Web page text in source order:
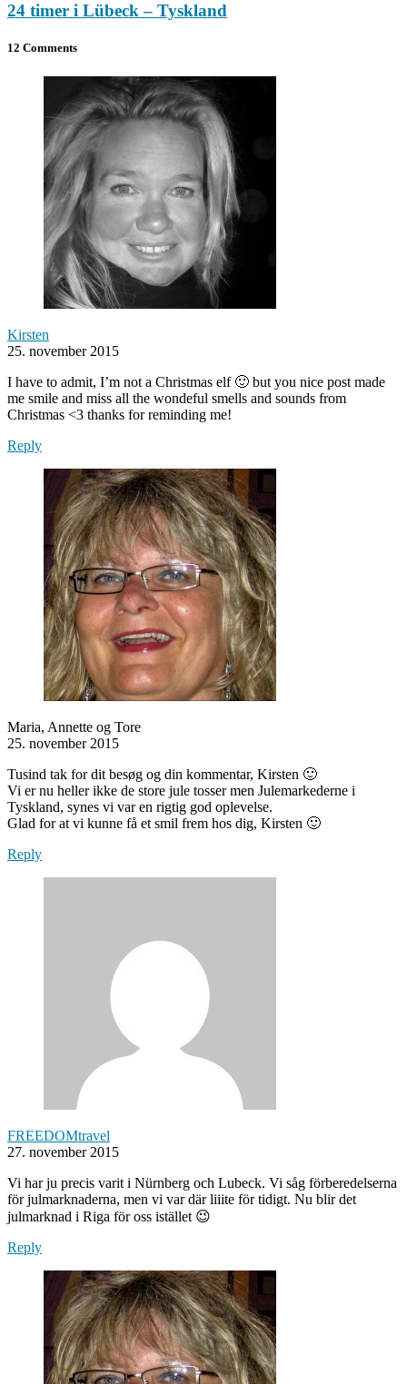
24 timer i Lübeck – Tyskland
12 Comments
Kirsten
25. november 2015
I have to admit, I’m not a Christmas elf 🙂 but you nice post made
me smile and miss all the wondeful smells and sounds from
Christmas <3 thanks for reminding me!
Reply
Maria, Annette og Tore
25. november 2015
Tusind tak for dit besøg og din kommentar, Kirsten 🙂
Vi er nu heller ikke de store jule tosser men Julemarkederne i
Tyskland, synes vi var en rigtig god oplevelse.
Glad for at vi kunne få et smil frem hos dig, Kirsten 🙂
Reply
FREEDOMtravel
27. november 2015
Vi har ju precis varit i Nürnberg och Lubeck. Vi såg förberedelserna
för julmarknaderna, men vi var där liiite för tidigt. Nu blir det
julmarknad i Riga för oss istället 😉
Reply